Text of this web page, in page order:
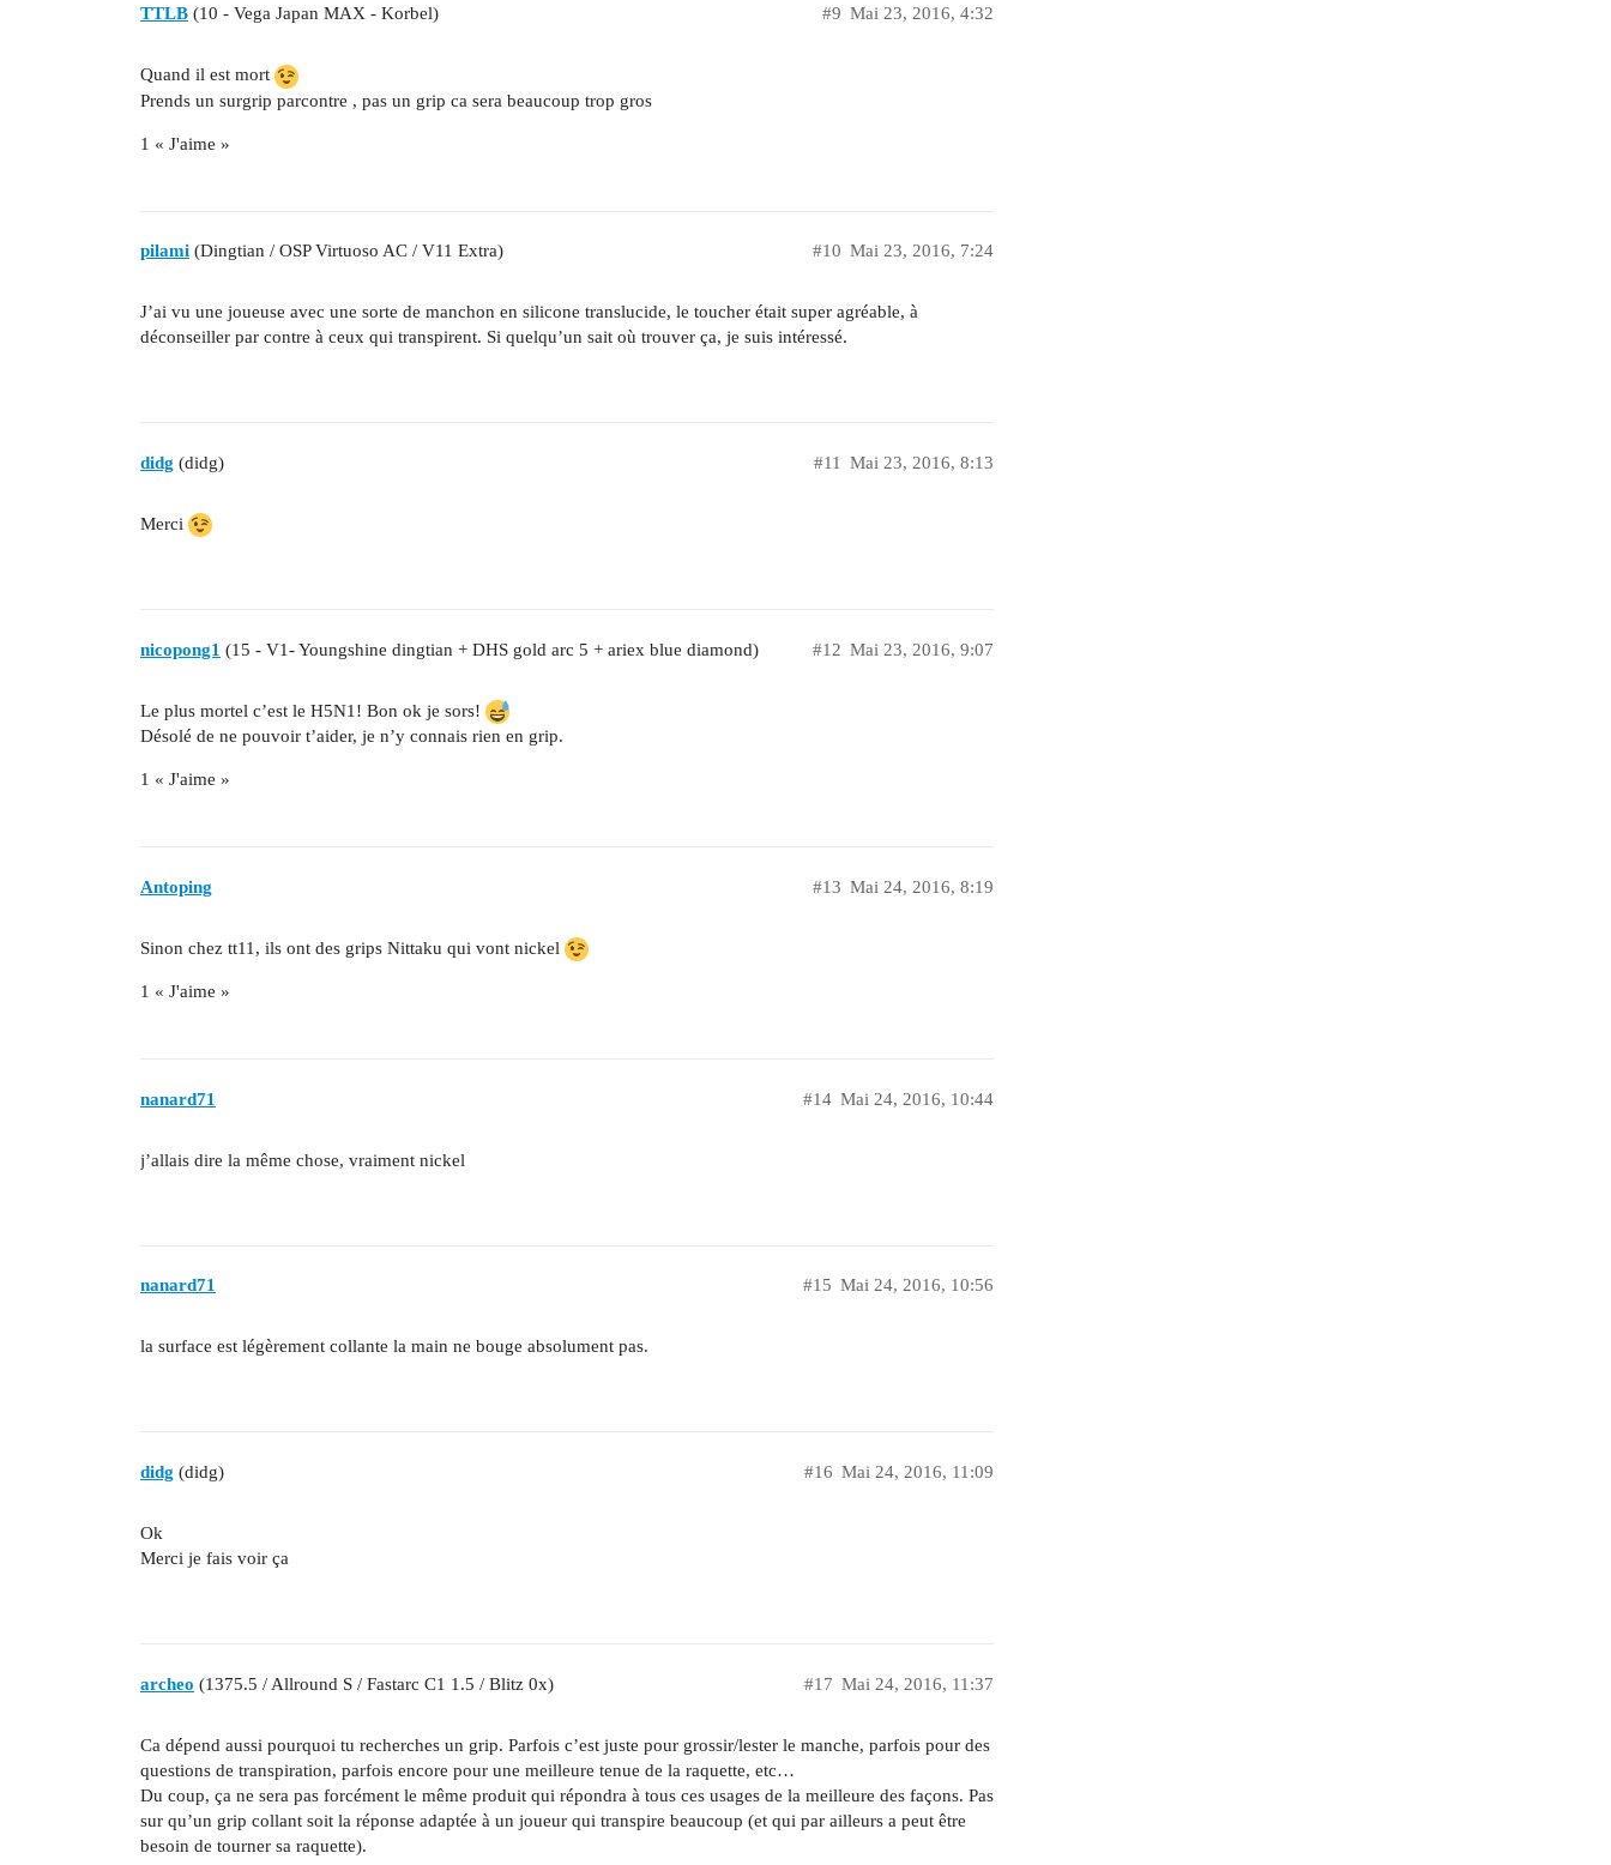
TTLB (10 - Vega Japan MAX - Korbel) Mai 23, 2016, 4:32
#9
Quand il est mort
Prends un surgrip parcontre , pas un grip ca sera beaucoup trop gros
1 « J'aime »
pilami (Dingtian / OSP Virtuoso AC / V11 Extra) Mai 23, 2016, 7:24
#10
J’ai vu une joueuse avec une sorte de manchon en silicone translucide, le toucher était super agréable, à
déconseiller par contre à ceux qui transpirent. Si quelqu’un sait où trouver ça, je suis intéressé.
didg (didg) Mai 23, 2016, 8:13
#11
Merci
nicopong1 (15 - V1- Youngshine dingtian + DHS gold arc 5 + ariex blue diamond) Mai 23, 2016, 9:07
#12
Le plus mortel c’est le H5N1! Bon ok je sors!
Désolé de ne pouvoir t’aider, je n’y connais rien en grip.
1 « J'aime »
Antoping Mai 24, 2016, 8:19
#13
Sinon chez tt11, ils ont des grips Nittaku qui vont nickel
1 « J'aime »
nanard71 Mai 24, 2016, 10:44
#14
j’allais dire la même chose, vraiment nickel
nanard71 Mai 24, 2016, 10:56
#15
la surface est légèrement collante la main ne bouge absolument pas.
didg (didg) Mai 24, 2016, 11:09
#16
Ok
Merci je fais voir ça
archeo (1375.5 / Allround S / Fastarc C1 1.5 / Blitz 0x) Mai 24, 2016, 11:37
#17
Ca dépend aussi pourquoi tu recherches un grip. Parfois c’est juste pour grossir/lester le manche, parfois pour des
questions de transpiration, parfois encore pour une meilleure tenue de la raquette, etc…
Du coup, ça ne sera pas forcément le même produit qui répondra à tous ces usages de la meilleure des façons. Pas
sur qu’un grip collant soit la réponse adaptée à un joueur qui transpire beaucoup (et qui par ailleurs a peut être
besoin de tourner sa raquette).